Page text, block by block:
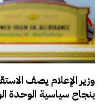
وزير الإعلام يصف
بنجاح سياسية الوحدة